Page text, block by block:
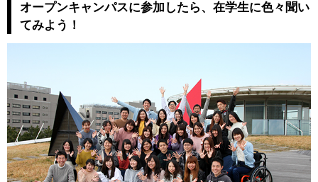
オープンキャンパスに参加したら、在学生に色々聞い
てみよう！